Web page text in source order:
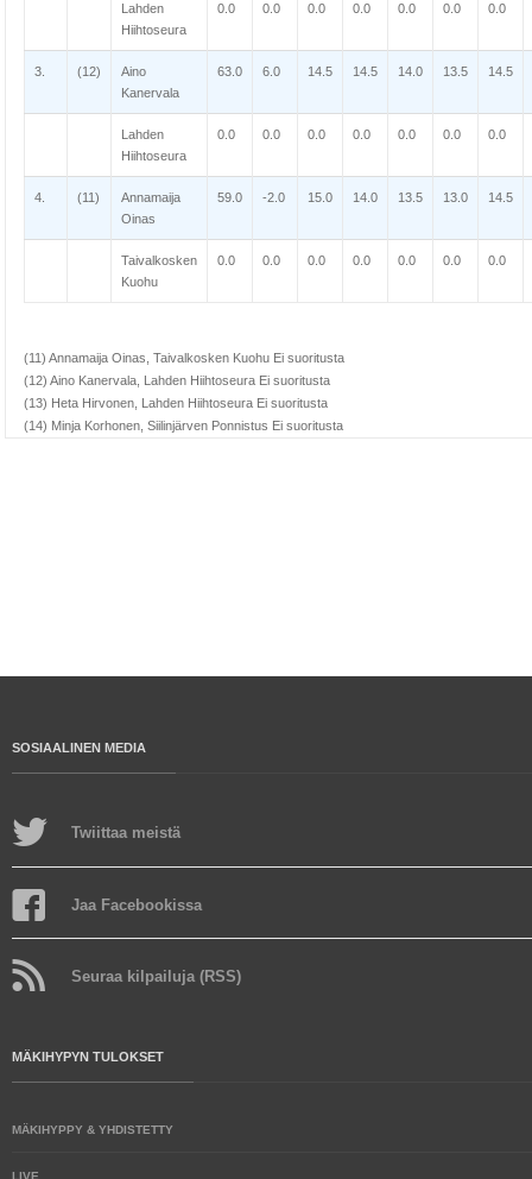
Lahden
Hiihtoseura
0.0 0.0 0.0 0.0 0.0 0.0 0.0
3. (12)
Aino
Kanervala
63.0 6.0 14.5 14.5 14.0 13.5 14.5
Lahden
Hiihtoseura
0.0 0.0 0.0 0.0 0.0 0.0 0.0
4. (11)
Annamaija
Oinas
59.0 -2.0 15.0 14.0 13.5 13.0 14.5
Taivalkosken
Kuohu
0.0 0.0 0.0 0.0 0.0 0.0 0.0
(11) Annamaija Oinas, Taivalkosken Kuohu Ei suoritusta
(12) Aino Kanervala, Lahden Hiihtoseura Ei suoritusta
(13) Heta Hirvonen, Lahden Hiihtoseura Ei suoritusta
(14) Minja Korhonen, Siilinjärven Ponnistus Ei suoritusta
SOSIAALINEN MEDIA
Twiittaa meistä
Jaa Facebookissa
Seuraa kilpailuja (RSS)
MÄKIHYPYN TULOKSET
MÄKIHYPPY & YHDISTETTY
LIVE